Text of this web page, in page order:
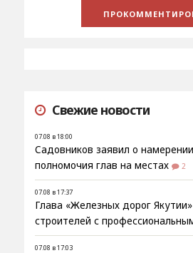
Свежие новости
07.08 в 18:00
Садовников заявил о
полномочия глав на местах
2
07.08 в 17:37
Глава «Железных дорог
строителей с
07.08 в 17:03